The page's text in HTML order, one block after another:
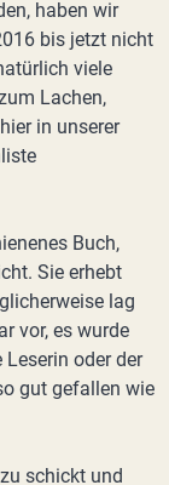
haben wir
bis jetzt nicht
viele
Lachen,
in unserer
Buch,
Sie erhebt
lag
vor, es wurde
oder der
gut gefallen wie
schickt und